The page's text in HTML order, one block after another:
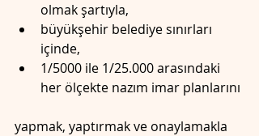
olmak şartıyla,
büyükşehir belediye sınırları
içinde,
1/5000 ile 1/25.000 arasındaki
her ölçekte nazım imar planlarını
yapmak, yaptırmak ve onaylamakla